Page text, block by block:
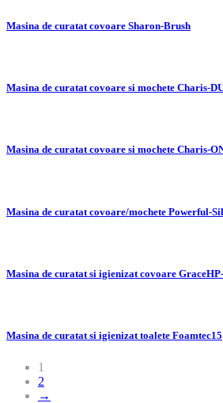
Masina de curatat covoare Sharon-Brush
Masina de curatat covoare si mochete Charis-
Masina de curatat covoare si mochete Charis-
Masina de curatat covoare/mochete Powerful-
Masina de curatat si igienizat covoare
Masina de curatat si igienizat toalete Foamtec15
1
2
→